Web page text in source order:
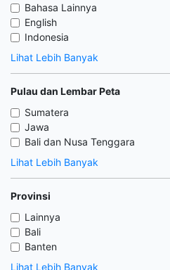
Bahasa Lainnya
English
Indonesia
Lihat Lebih Banyak
Pulau dan Lembar Peta
Sumatera
Jawa
Bali dan Nusa Tenggara
Lihat Lebih Banyak
Provinsi
Lainnya
Bali
Banten
Lihat Lebih Banyak